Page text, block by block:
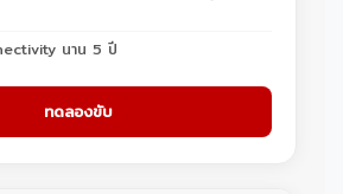
นาน 5 ปี
ทดลองขับ